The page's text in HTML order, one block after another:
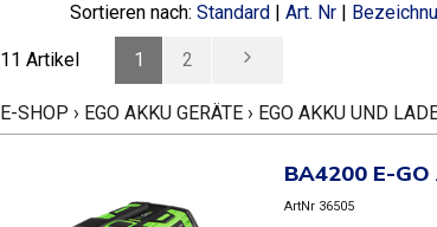
Sortieren nach: Standard | Art. Nr |
11 Artikel 1 2
E-SHOP › EGO AKKU GERÄTE › EGO AKKU UND
BA4200 E-
ArtNr 36505